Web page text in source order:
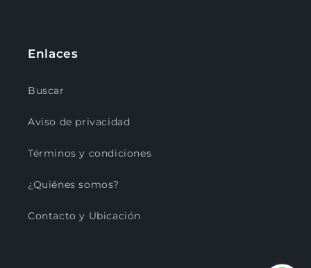
Enlaces
Buscar
Aviso de privacidad
Términos y condiciones
¿Quiénes somos?
Contacto y Ubicación